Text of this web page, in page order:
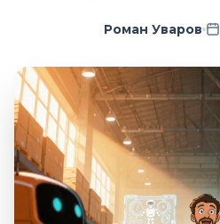
Роман Уваров